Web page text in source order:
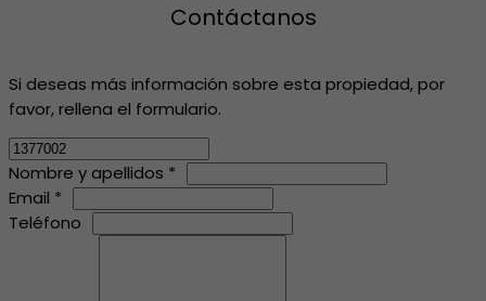
Contáctanos
Si deseas más información sobre esta propiedad, por
favor, rellena el formulario.
Nombre y apellidos *
Email *
Teléfono